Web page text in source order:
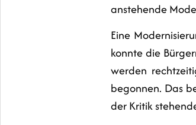
anstehende
Eine
konnte die
werden
begonnen. Das
der Kritik